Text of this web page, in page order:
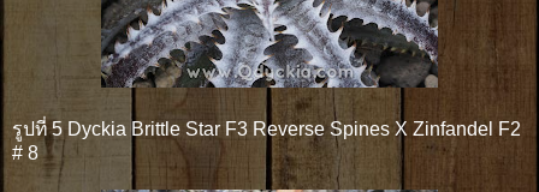
รูปที่ 5 Dyckia Brittle Star F3 Reverse Spines X Zinfandel F2
# 8